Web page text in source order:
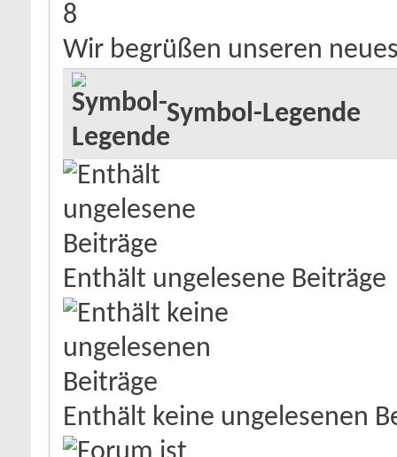
8
Wir begrüßen unseren
Symbol-Legende
Enthält ungelesene Beiträge
Enthält keine ungelesenen